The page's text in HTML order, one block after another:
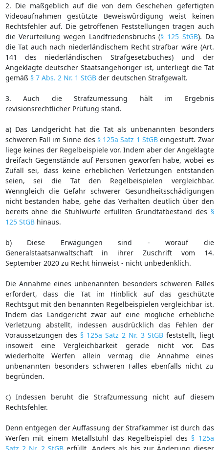
2. Die maßgeblich auf die von dem Geschehen gefertigten
Videoaufnahmen gestützte Beweiswürdigung weist keinen
Rechtsfehler auf. Die getroffenen Feststellungen tragen auch
die Verurteilung wegen Landfriedensbruchs (§ 125 StGB). Da
die Tat auch nach niederländischem Recht strafbar wäre (Art.
141 des niederländischen Strafgesetzbuches) und der
Angeklagte deutscher Staatsangehöriger ist, unterliegt die Tat
gemäß § 7 Abs. 2 Nr. 1 StGBder deutschen Strafgewalt.
3. Auch die Strafzumessung hält im Ergebnis
revisionsrechtlicher Prüfung stand.
a) Das Landgericht hat die Tat als unbenannten besonders
schweren Fall im Sinne des § 125a Satz 1 StGBeingestuft. Zwar
liege keines der Regelbeispiele vor. Indem aber der Angeklagte
dreifach Gegenstände auf Personen geworfen habe, wobei es
Zufall sei, dass keine erheblichen Verletzungen entstanden
seien, sei die Tat den Regelbeispielen vergleichbar.
Wenngleich die Gefahr schwerer Gesundheitsschädigungen
nicht bestanden habe, gehe das Verhalten deutlich über den
bereits ohne die Stuhlwürfe erfüllten Grundtatbestand des §
125 StGBhinaus.
b) Diese Erwägungen sind - worauf die
Generalstaatsanwaltschaft in ihrer Zuschrift vom 14.
September 2020 zu Recht hinweist - nicht unbedenklich.
Die Annahme eines unbenannten besonders schweren Falles
erfordert, dass die Tat im Hinblick auf das geschützte
Rechtsgut mit den benannten Regelbeispielen vergleichbar ist.
Indem das Landgericht zwar auf eine mögliche erhebliche
Verletzung abstellt, indessen ausdrücklich das Fehlen der
Voraussetzungen des § 125a Satz 2 Nr. 3 StGBfeststellt, liegt
insoweit eine Vergleichbarkeit gerade nicht vor. Das
wiederholte Werfen allein vermag die Annahme eines
unbenannten besonders schweren Falles ebenfalls nicht zu
begründen.
c) Indessen beruht die Strafzumessung nicht auf diesem
Rechtsfehler.
Denn entgegen der Auffassung der Strafkammer ist durch das
Werfen mit einem Metallstuhl das Regelbeispiel des § 125a
Satz 2 Nr. 2 StGB erfüllt. Anders als bis zur Änderung dieser